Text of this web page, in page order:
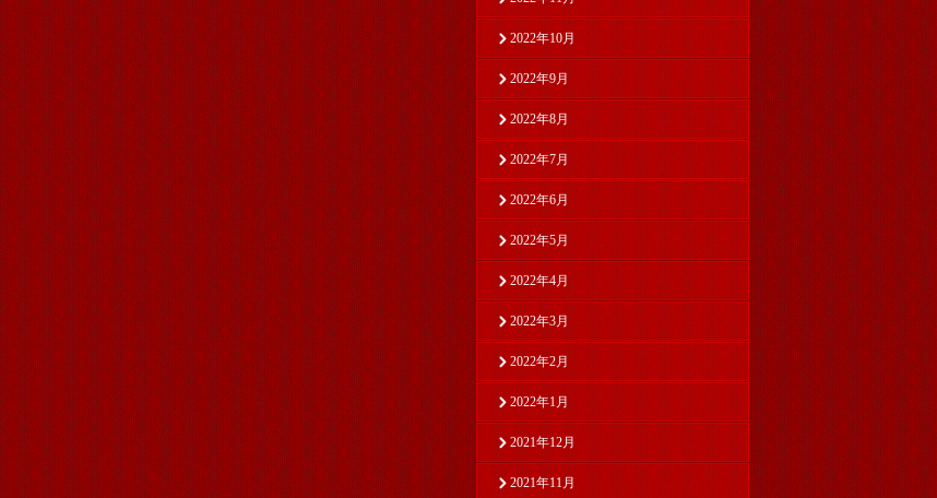
2022年10月
2022年9月
2022年8月
2022年7月
2022年6月
2022年5月
2022年4月
2022年3月
2022年2月
2022年1月
2021年12月
2021年11月